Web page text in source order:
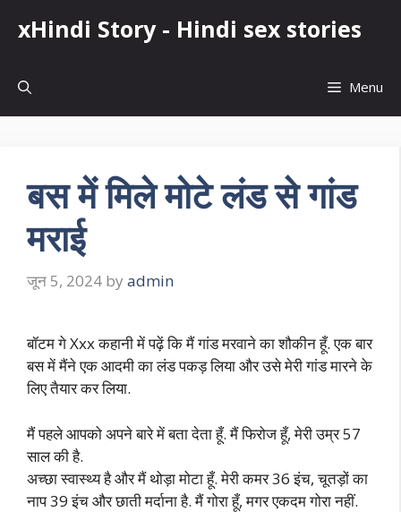
xHindi Story - Hindi sex stories
Menu
बस में मिले मोटे लंड से गांड
मराई
जून 5, 2024 by admin
बॉटम गे Xxx कहानी में पढ़ें कि मैं गांड मरवाने का शौकीन हूँ. एक बार
बस में मैंने एक आदमी का लंड पकड़ लिया और उसे मेरी गांड मारने के
लिए तैयार कर लिया.
मैं पहले आपको अपने बारे में बता देता हूँ. मैं फिरोज हूँ, मेरी उम्र 57
साल की है.
अच्छा स्वास्थ्य है और मैं थोड़ा मोटा हूँ. मेरी कमर 36 इंच, चूतड़ों का
नाप 39 इंच और छाती मर्दाना है. मैं गोरा हूँ, मगर एकदम गोरा नहीं.